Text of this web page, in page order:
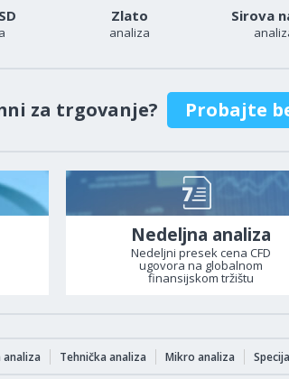
Zlato
analiza
Sirova
za trgovanje? Probajte
Nedeljna analiza
Nedeljni presek cena CFD
ugovora na globalnom
finansijskom tržištu
analiza Tehnička analiza Mikro analiza